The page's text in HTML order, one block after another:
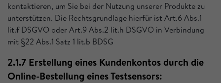
kontaktieren, um Sie bei der Nutzung unserer Produkte zu
unterstützen. Die Rechtsgrundlage hierfür ist Art.6 Abs.1
lit.f DSGVO oder Art.9 Abs.2 lit.h DSGVO in Verbindung
mit §22 Abs.1 Satz 1 lit.b BDSG
2.1.7 Erstellung eines Kundenkontos durch die
Online-Bestellung eines Testsensors: